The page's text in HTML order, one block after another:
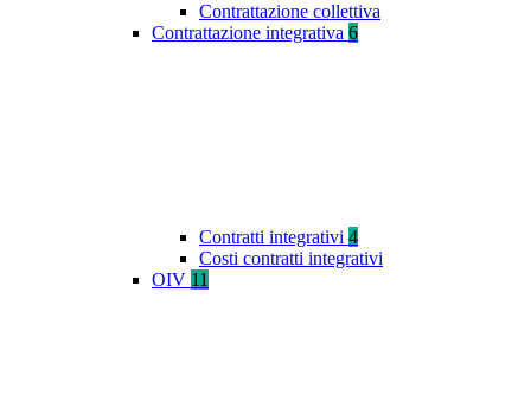
Contrattazione collettiva
Contrattazione integrativa 6
Contratti integrativi 4
Costi contratti integrativi
OIV 11